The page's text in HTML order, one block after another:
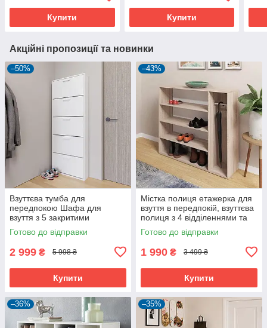
Купити Купити
Акційні пропозиції та новинки
–50%
Взуттєва тумба для
передпокою Шафа для
взуття з 5 закритими
відділеннями
Готово до відправки
2 999 ₴ 5 998 ₴
Купити
–43%
Містка полиця етажерка для
взуття в передпокій, взуттєва
полиця з 4 відділеннями та
тримачем для парасольки в
будинок
Готово до відправки
1 990 ₴ 3 499 ₴
Купити
–36% –35%